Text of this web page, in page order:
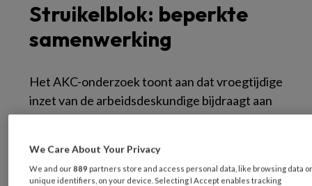
Struikelblok: beperkte
samenwerking
Het AKC-onderzoek toont aan dat vroegtijdige
inzet van de arbeidsdeskundige bijdraagt aan
de reductie van de verzuimduur en
inzet van arbeidsdeskundigen kunnen helpen
bij het reduceren van de werkbelasting van de
We Care About Your Privacy
We and our889 partners store and access personal data, like browsing data
unique identifiers, on your device. Selecting I Accept enables tracking